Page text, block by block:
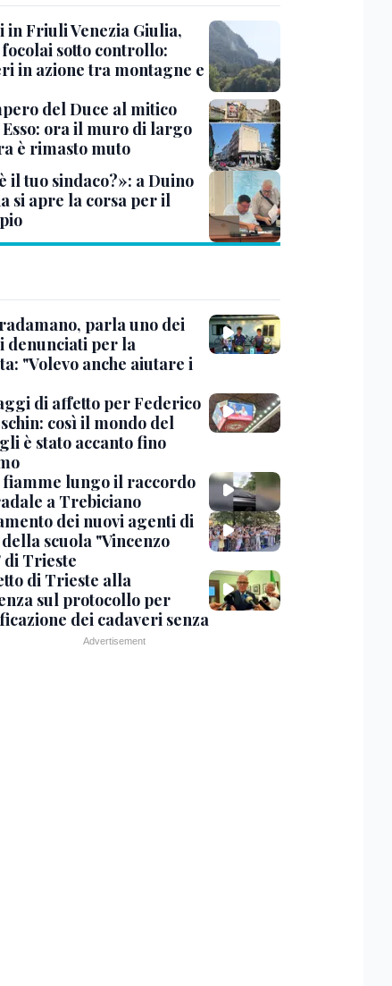
in Friuli Venezia Giulia,
sotto controllo:
in azione tra montagne e
del Duce al mitico
ora il muro di largo
è rimasto muto
il tuo sindaco?»: a Duino
si apre la corsa per il
parla uno dei
denunciati per la
"Volevo anche aiutare i
di affetto per Federico
così il mondo del
è stato accanto fino
fiamme lungo il raccordo
a Trebiciano
dei nuovi agenti di
scuola "Vincenzo
di Trieste
di Trieste alla
sul protocollo per
dei cadaveri senza